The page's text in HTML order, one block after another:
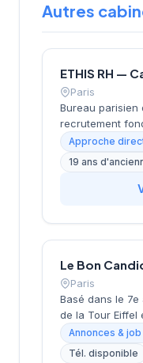
Autres
Paris
Bureau parisien
recrutement
conseil en
recrutement de
coaching et
Monceau dans
Approche
19 ans
Le Bon
Paris
Basé dans le
de la Tour Eiffel
recrutement
prestigieuse au
Annonces &
Tél. disponible